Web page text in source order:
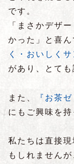
です。
「まさかデザ
かった」と喜
く・おいしく
があり、とても
また、 『お茶
にもご興味を
私たちは直接
もしれません